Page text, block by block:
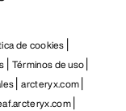
de cookies
Términos de uso
arcteryx.com